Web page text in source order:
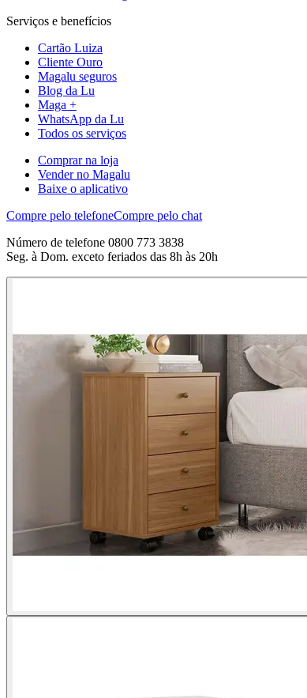
Serviços e benefícios
Cartão Luiza
Cliente Ouro
Magalu seguros
Blog da Lu
Maga +
WhatsApp da Lu
Todos os serviços
Comprar na loja
Vender no Magalu
Baixe o aplicativo
Compre pelo telefoneCompre pelo chat
Número de telefone 0800 773 3838
Seg. à Dom. exceto feriados das 8h às 20h